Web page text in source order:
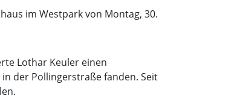
im Westpark von Montag, 30.
Lothar Keuler einen
der Pollingerstraße fanden. Seit